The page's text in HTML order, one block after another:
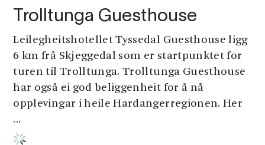
Trolltunga Guesthouse
Leilegheitshotellet Tyssedal Guesthouse ligg
6 km frå Skjeggedal som er startpunktet for
turen til Trolltunga. Trolltunga Guesthouse
har også ei god beliggenheit for å nå
opplevingar i heile Hardangerregionen. Her
...